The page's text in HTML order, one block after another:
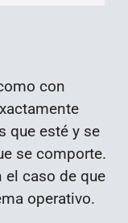
con
que esté y se
se comporte.
el caso de que
operativo.